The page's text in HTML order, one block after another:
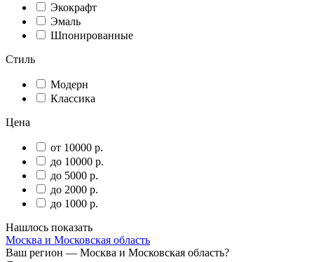
Экокрафт
Эмаль
Шпонированные
Стиль
Модерн
Классика
Цена
от 10000 р.
до 10000 р.
до 5000 р.
до 2000 р.
до 1000 р.
Нашлось показать
Москва и Московская область
Ваш регион — Москва и Московская область?